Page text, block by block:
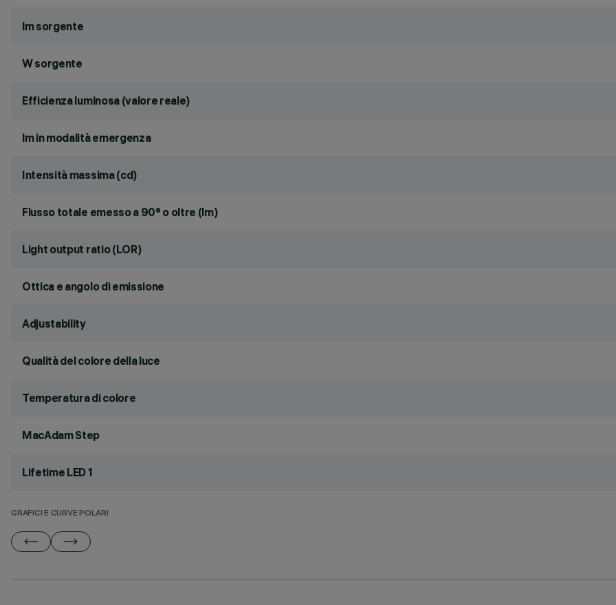
lm sorgente
W sorgente
Efficienza luminosa (valore reale)
lm in modalità emergenza
Intensità massima (cd)
Flusso totale emesso a 90° o oltre (lm)
Light output ratio (LOR)
Ottica e angolo di emissione
Adjustability
Qualità del colore della luce
Temperatura di colore
MacAdam Step
Lifetime LED 1
GRAFICI E CURVE POLARI